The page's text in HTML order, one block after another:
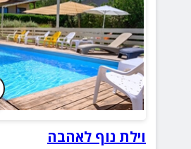
וילת נוף לאהבה